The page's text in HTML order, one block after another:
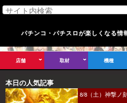
パチンコ・パチスロが楽しくなる情
店舗 取材 機種
本日の人気記事
8/8（土）神撃